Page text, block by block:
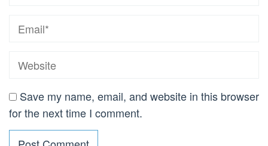
Save my name, email, and website in this browser
for the next time I comment.